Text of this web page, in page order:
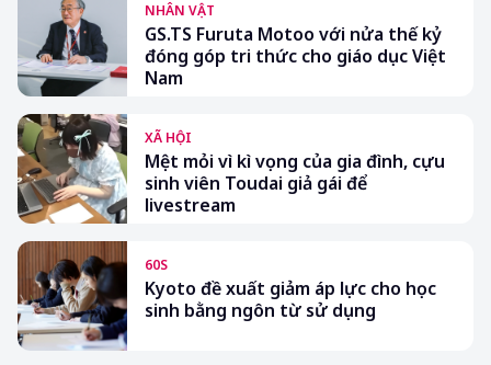
NHÂN VẬT
GS.TS Furuta Motoo với nửa thế kỷ
đóng góp tri thức cho giáo dục Việt
Nam
XÃ HỘI
Mệt mỏi vì kì vọng của gia đình, cựu
sinh viên Toudai giả gái để
livestream
60S
Kyoto đề xuất giảm áp lực cho học
sinh bằng ngôn từ sử dụng